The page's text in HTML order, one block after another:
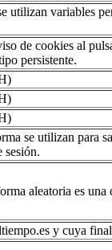
utilizan variables
de cookies al
persistente.
se utilizan para
sesión.
aleatoria es
y cuya